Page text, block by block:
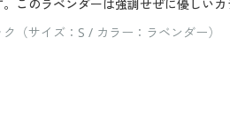
このラベンダーは強調せぜに優しい
（サイズ：S / カラー：ラベンダー）